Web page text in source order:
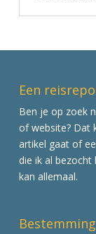
Een
Ben je op zoek
of website? Dat
artikel gaat of
die ik al
kan allemaal.